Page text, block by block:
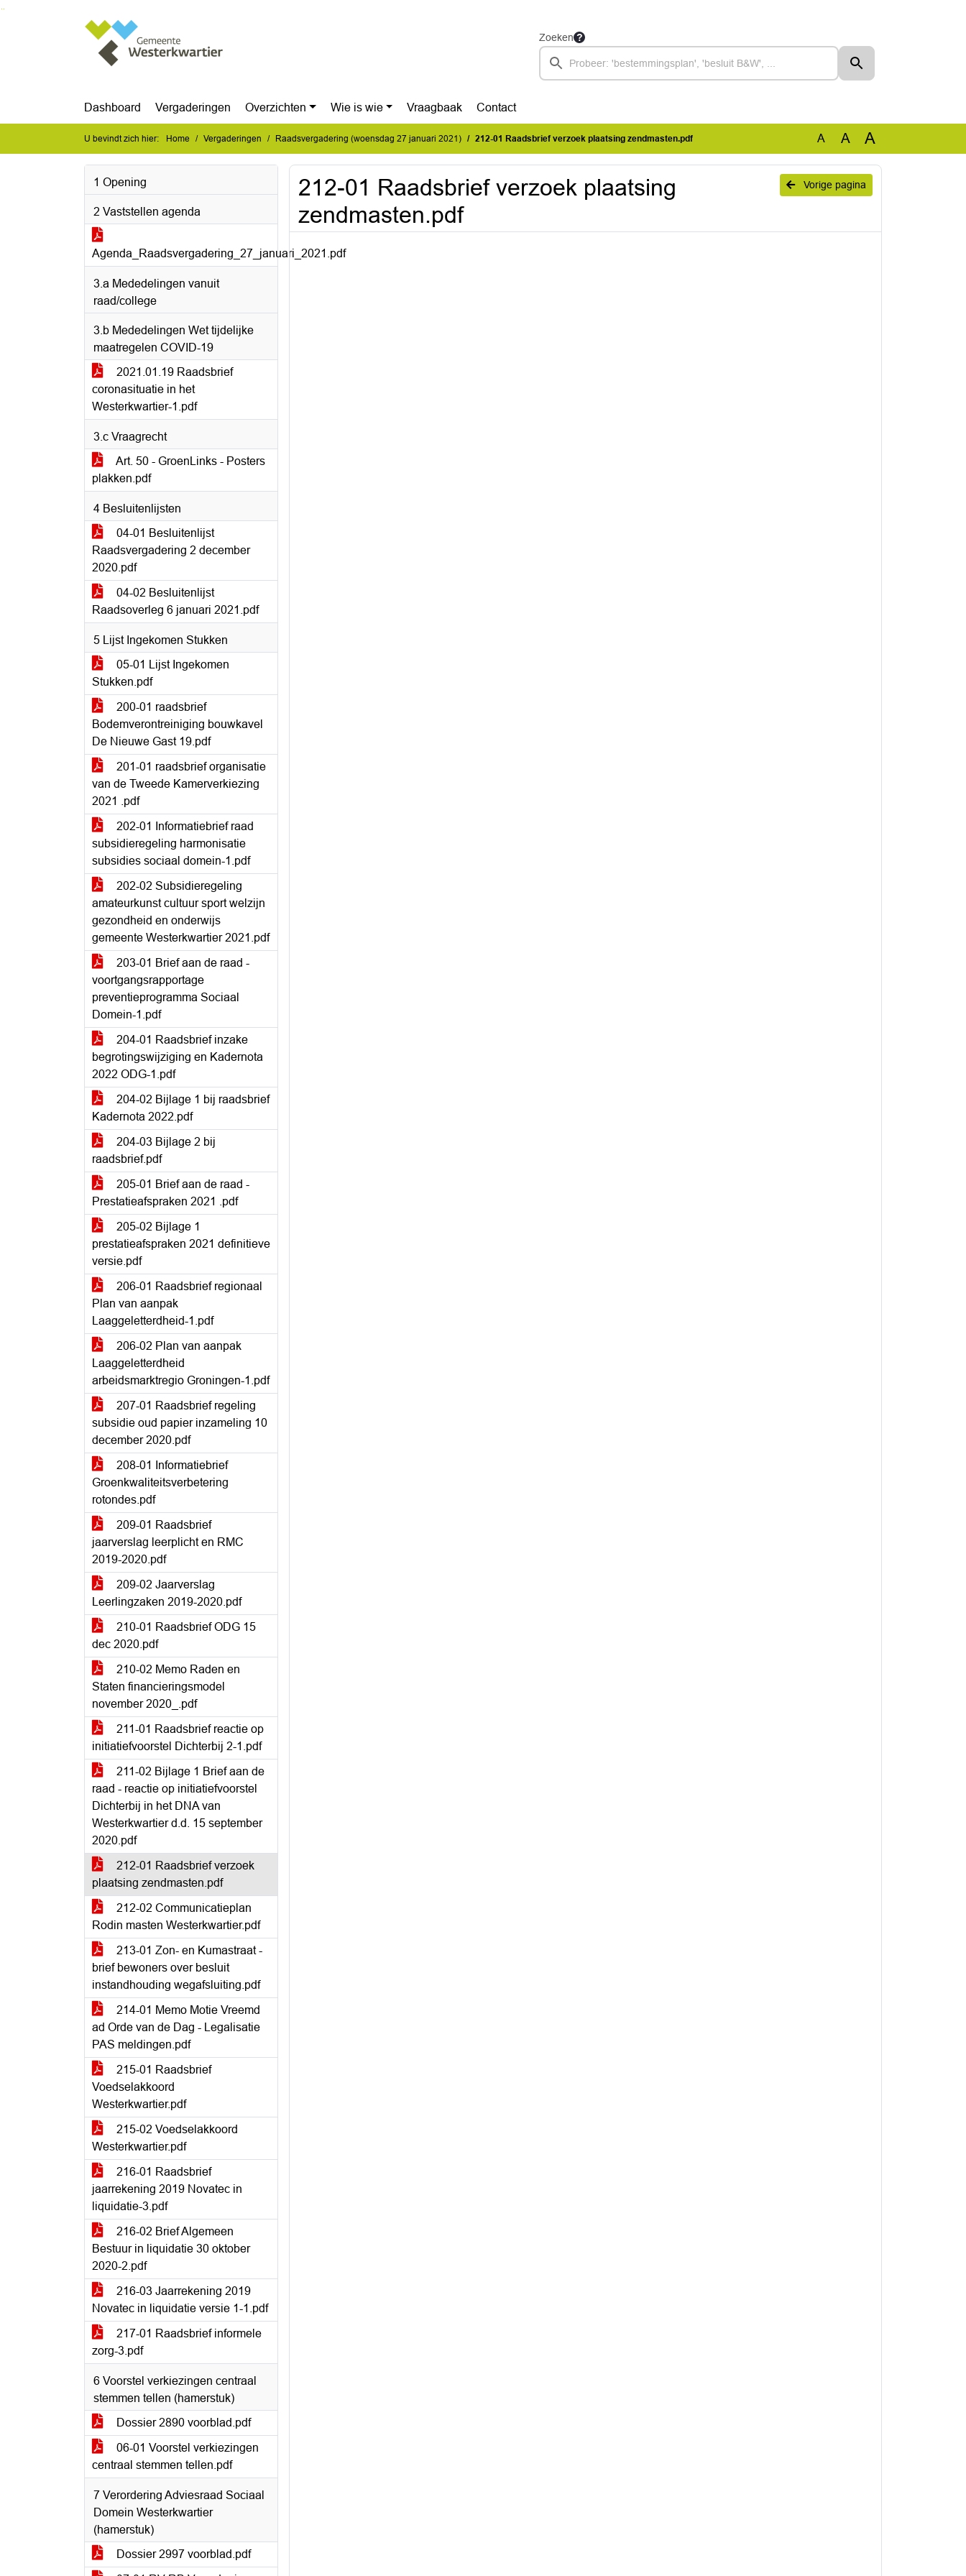
Zoeken
Dashboard Vergaderingen Overzichten Wie is wie Vraagbaak Contact
U bevindt zich hier: Home Vergaderingen Raadsvergadering (woensdag 27 januari 2021) 212-01 Raadsbrief verzoek plaatsing zendmasten.pdf A A A
1 Opening
2 Vaststellen agenda
Agenda_Raadsvergadering_27_januari_2021.pdf
3.a Mededelingen vanuit
raad/college
3.b Mededelingen Wet tijdelijke
maatregelen COVID-19
2021.01.19 Raadsbrief
coronasituatie in het
Westerkwartier-1.pdf
3.c Vraagrecht
Art. 50 - GroenLinks - Posters
plakken.pdf
4 Besluitenlijsten
04-01 Besluitenlijst
Raadsvergadering 2 december
2020.pdf
04-02 Besluitenlijst
Raadsoverleg 6 januari 2021.pdf
5 Lijst Ingekomen Stukken
05-01 Lijst Ingekomen
Stukken.pdf
200-01 raadsbrief
Bodemverontreiniging bouwkavel
De Nieuwe Gast 19.pdf
201-01 raadsbrief organisatie
van de Tweede Kamerverkiezing
2021 .pdf
202-01 Informatiebrief raad
subsidieregeling harmonisatie
subsidies sociaal domein-1.pdf
202-02 Subsidieregeling
amateurkunst cultuur sport welzijn
gezondheid en onderwijs
gemeente Westerkwartier 2021.pdf
203-01 Brief aan de raad -
voortgangsrapportage
preventieprogramma Sociaal
Domein-1.pdf
204-01 Raadsbrief inzake
begrotingswijziging en Kadernota
2022 ODG-1.pdf
204-02 Bijlage 1 bij raadsbrief
Kadernota 2022.pdf
204-03 Bijlage 2 bij
raadsbrief.pdf
205-01 Brief aan de raad -
Prestatieafspraken 2021 .pdf
205-02 Bijlage 1
prestatieafspraken 2021 definitieve
versie.pdf
206-01 Raadsbrief regionaal
Plan van aanpak
Laaggeletterdheid-1.pdf
206-02 Plan van aanpak
Laaggeletterdheid
arbeidsmarktregio Groningen-1.pdf
207-01 Raadsbrief regeling
subsidie oud papier inzameling 10
december 2020.pdf
208-01 Informatiebrief
Groenkwaliteitsverbetering
rotondes.pdf
209-01 Raadsbrief
jaarverslag leerplicht en RMC
2019-2020.pdf
209-02 Jaarverslag
Leerlingzaken 2019-2020.pdf
210-01 Raadsbrief ODG 15
dec 2020.pdf
210-02 Memo Raden en
Staten financieringsmodel
november 2020_.pdf
211-01 Raadsbrief reactie op
initiatiefvoorstel Dichterbij 2-1.pdf
211-02 Bijlage 1 Brief aan de
raad - reactie op initiatiefvoorstel
Dichterbij in het DNA van
Westerkwartier d.d. 15 september
2020.pdf
212-01 Raadsbrief verzoek
plaatsing zendmasten.pdf
212-02 Communicatieplan
Rodin masten Westerkwartier.pdf
213-01 Zon- en Kumastraat -
brief bewoners over besluit
instandhouding wegafsluiting.pdf
214-01 Memo Motie Vreemd
ad Orde van de Dag - Legalisatie
PAS meldingen.pdf
215-01 Raadsbrief
Voedselakkoord
Westerkwartier.pdf
215-02 Voedselakkoord
Westerkwartier.pdf
216-01 Raadsbrief
jaarrekening 2019 Novatec in
liquidatie-3.pdf
216-02 Brief Algemeen
Bestuur in liquidatie 30 oktober
2020-2.pdf
216-03 Jaarrekening 2019
Novatec in liquidatie versie 1-1.pdf
217-01 Raadsbrief informele
zorg-3.pdf
6 Voorstel verkiezingen centraal
stemmen tellen (hamerstuk)
Dossier 2890 voorblad.pdf
06-01 Voorstel verkiezingen
centraal stemmen tellen.pdf
7 Verordering Adviesraad Sociaal
Domein Westerkwartier
(hamerstuk)
Dossier 2997 voorblad.pdf
Vorige pagina
212-01 Raadsbrief verzoek plaatsing
zendmasten.pdf